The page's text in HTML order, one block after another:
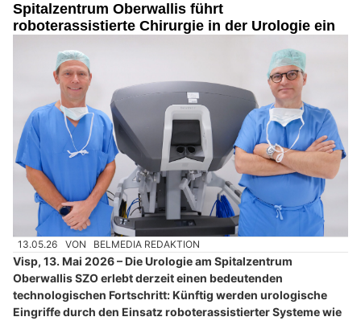
Spitalzentrum Oberwallis führt
roboterassistierte Chirurgie in der Urologie ein
13.05.26 VON BELMEDIA REDAKTION
Visp, 13. Mai 2026 – Die Urologie am Spitalzentrum
Oberwallis SZO erlebt derzeit einen bedeutenden
technologischen Fortschritt: Künftig werden urologische
Eingriffe durch den Einsatz roboterassistierter Systeme wie